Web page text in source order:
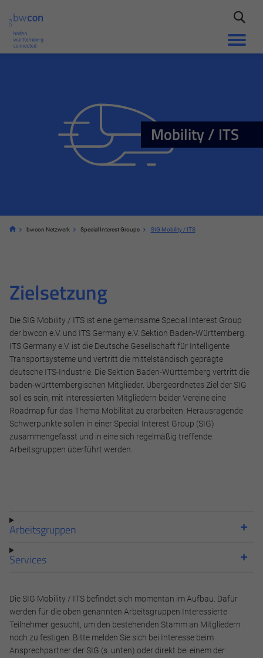
Mobility / ITS
bwcon Netzwerk Special Interest Groups SIG Mobility / ITS
Zielsetzung
Die SIG Mobility / ITS ist eine gemeinsame Special Interest Group
der bwcon e.V. und ITS Germany e.V. Sektion Baden-Württemberg.
ITS Germany e.V. ist die Deutsche Gesellschaft für Intelligente
Transportsysteme und vertritt die mittelständisch geprägte
deutsche ITS-Industrie. Die Sektion Baden-Württemberg vertritt die
baden-württembergischen Mitglieder. Übergeordnetes Ziel der SIG
soll es sein, mit interessierten Mitgliedern beider Vereine eine
Roadmap für das Thema Mobilität zu erarbeiten. Herausragende
Schwerpunkte sollen in einer Special Interest Group (SIG)
zusammengefasst und in eine sich regelmäßig treffende
Arbeitsgruppen überführt werden.
Arbeitsgruppen
Services
Die SIG Mobility / ITS befindet sich momentan im Aufbau. Dafür
werden für die oben genannten Arbeitsgruppen Interessierte
Teilnehmer gesucht, um den bestehenden Stamm an Mitgliedern
noch zu festigen. Bitte melden Sie sich bei Interesse beim
Ansprechpartner der SIG (s. unten) oder direkt bei einem der